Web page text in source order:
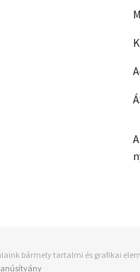
bármely tartalmi és grafikai